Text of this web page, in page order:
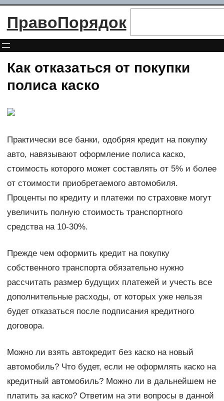
Перейти
ПравоПорядок
Как отказаться от покупки
полиса каско
Практически все банки, одобряя кредит на покупку
авто, навязывают оформление полиса каско,
стоимость которого может составлять от 5% и более
от стоимости приобретаемого автомобиля.
Проценты по кредиту и платежи по страховке могут
увеличить полную стоимость транспортного
средства на 10-30%.
Прежде чем оформить кредит на покупку
собственного транспорта обязательно нужно
рассчитать размер будущих платежей и учесть все
дополнительные расходы, от которых уже нельзя
будет отказаться после подписания кредитного
договора.
Можно ли взять автокредит без каско на новый
автомобиль? Что будет, если не оформлять каско на
кредитный автомобиль? Можно ли в дальнейшем не
платить за каско? Ответим на эти вопросы в данной